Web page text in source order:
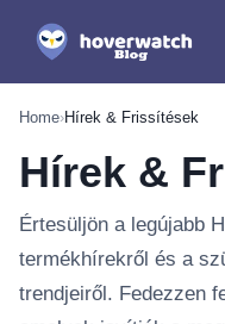
Home›Hírek & Frissítések
Hírek &
Értesüljön a legújabb
termékhírekről és a
trendjeiről. Fedezzen